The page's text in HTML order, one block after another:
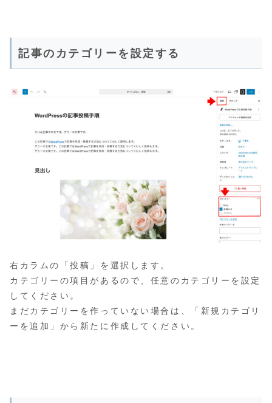
記事のカテゴリーを設定する
右カラムの「投稿」を選択します。
カテゴリーの項目があるので、任意のカテゴリーを設定
してください。
まだカテゴリーを作っていない場合は、「新規カテゴリ
ーを追加」から新たに作成してください。